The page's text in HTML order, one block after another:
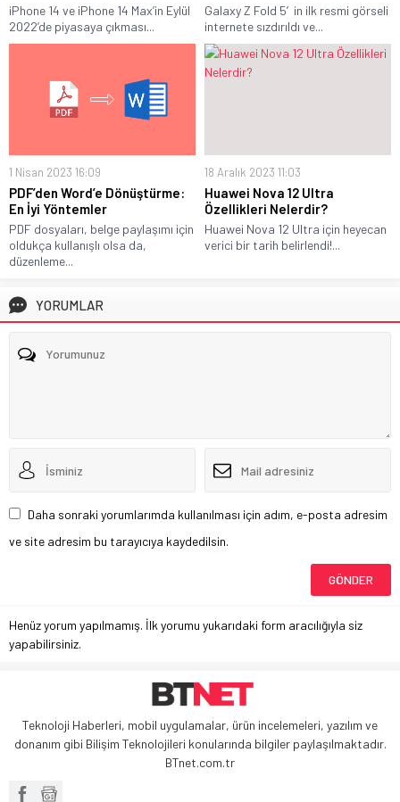
iPhone 14 ve iPhone 14 Max’in Eylül
2022’de piyasaya çıkması...
Galaxy Z Fold 5′in ilk resmi görseli
internete sızdırıldı ve...
1 Nisan 2023 16:09
PDF’den Word’e Dönüştürme:
En İyi Yöntemler
PDF dosyaları, belge paylaşımı için
oldukça kullanışlı olsa da,
düzenleme...
18 Aralık 2023 11:03
Huawei Nova 12 Ultra
Özellikleri Nelerdir?
Huawei Nova 12 Ultra için heyecan
verici bir tarih belirlendi!...
YORUMLAR
Daha sonraki yorumlarımda kullanılması için adım, e-posta adresim
ve site adresim bu tarayıcıya kaydedilsin.
Henüz yorum yapılmamış. İlk yorumu yukarıdaki form aracılığıyla siz
yapabilirsiniz.
Teknoloji Haberleri, mobil uygulamalar, ürün incelemeleri, yazılım ve
donanım gibi Bilişim Teknolojileri konularında bilgiler paylaşılmaktadır.
BTnet.com.tr